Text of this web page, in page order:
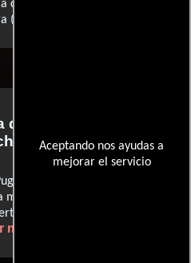
Aceptando nos ayudas a
mejorar el servicio
que es terror con la misma
(…)
de
para Diario ABC
justificaría asistir al gran
aquí. Pero hay unas
formal y
más